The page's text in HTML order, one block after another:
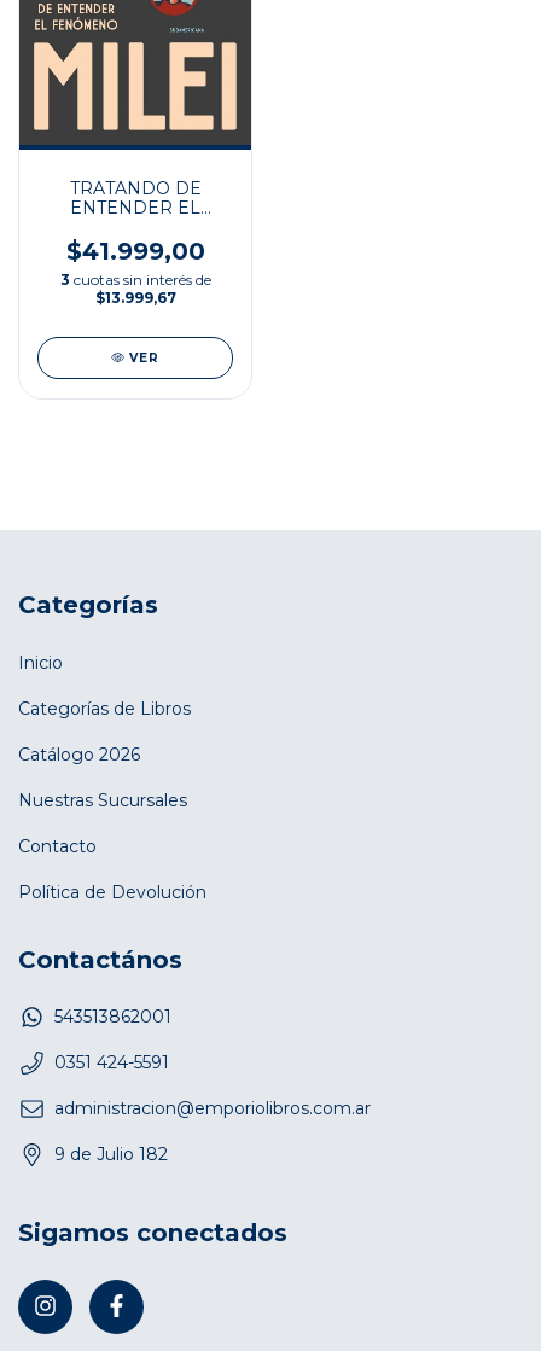
TRATANDO DE
ENTENDER EL
$41.999,00
3 cuotas sin interés de
$13.999,67
VER
Categorías
Inicio
Categorías de Libros
Catálogo 2026
Nuestras Sucursales
Contacto
Política de Devolución
Contactános
543513862001
0351 424-5591
administracion@emporiolibros.com.ar
9 de Julio 182
Sigamos conectados